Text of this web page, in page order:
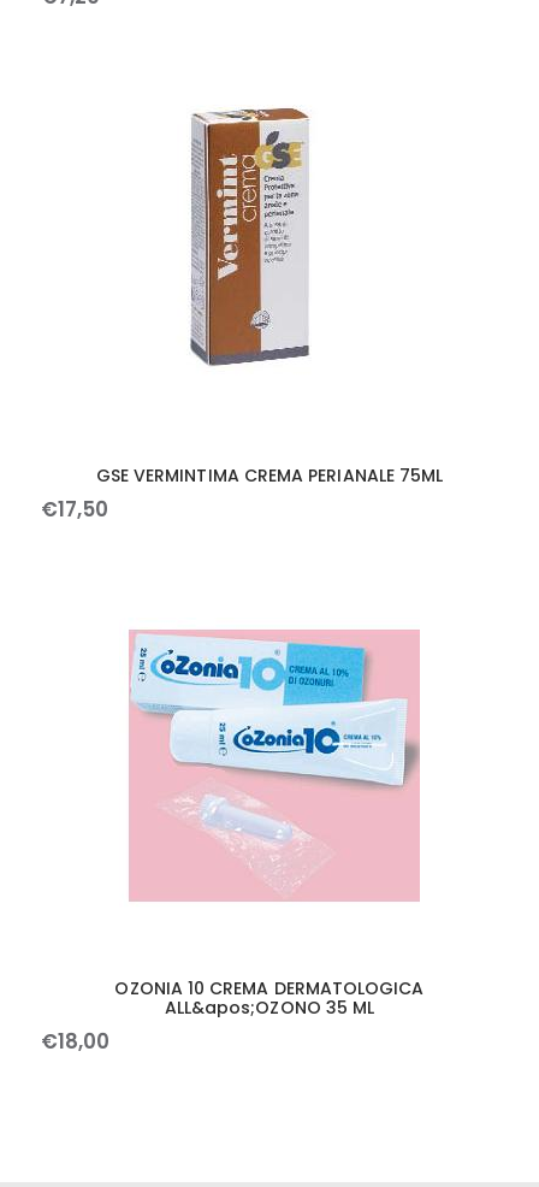
GSE VERMINTIMA CREMA PERIANALE 75ML
€17,50
OZONIA 10 CREMA DERMATOLOGICA
ALL&apos;OZONO 35 ML
€18,00